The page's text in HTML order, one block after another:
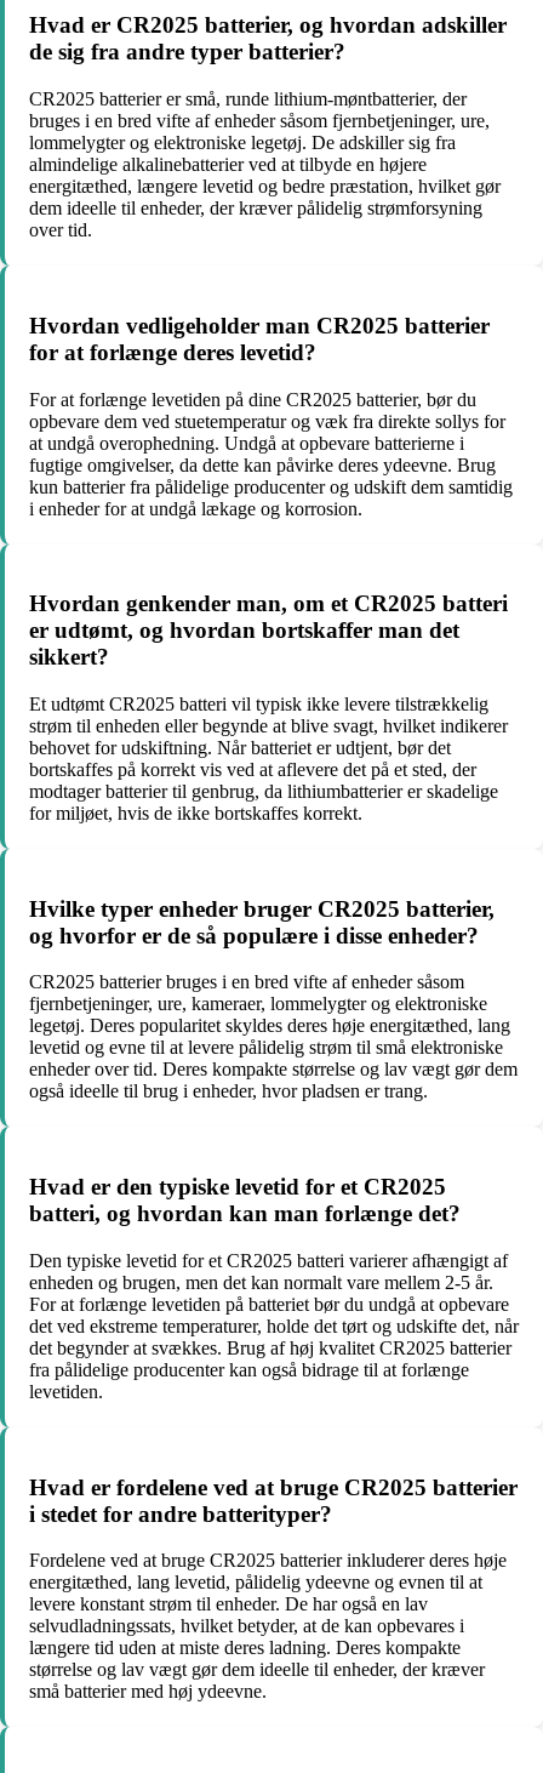
Hvad er CR2025 batterier, og hvordan adskiller
de sig fra andre typer batterier?
CR2025 batterier er små, runde lithium-møntbatterier, der
bruges i en bred vifte af enheder såsom fjernbetjeninger, ure,
lommelygter og elektroniske legetøj. De adskiller sig fra
almindelige alkalinebatterier ved at tilbyde en højere
energitæthed, længere levetid og bedre præstation, hvilket gør
dem ideelle til enheder, der kræver pålidelig strømforsyning
over tid.
Hvordan vedligeholder man CR2025 batterier
for at forlænge deres levetid?
For at forlænge levetiden på dine CR2025 batterier, bør du
opbevare dem ved stuetemperatur og væk fra direkte sollys for
at undgå overophedning. Undgå at opbevare batterierne i
fugtige omgivelser, da dette kan påvirke deres ydeevne. Brug
kun batterier fra pålidelige producenter og udskift dem samtidig
i enheder for at undgå lækage og korrosion.
Hvordan genkender man, om et CR2025 batteri
er udtømt, og hvordan bortskaffer man det
sikkert?
Et udtømt CR2025 batteri vil typisk ikke levere tilstrækkelig
strøm til enheden eller begynde at blive svagt, hvilket indikerer
behovet for udskiftning. Når batteriet er udtjent, bør det
bortskaffes på korrekt vis ved at aflevere det på et sted, der
modtager batterier til genbrug, da lithiumbatterier er skadelige
for miljøet, hvis de ikke bortskaffes korrekt.
Hvilke typer enheder bruger CR2025 batterier,
og hvorfor er de så populære i disse enheder?
CR2025 batterier bruges i en bred vifte af enheder såsom
fjernbetjeninger, ure, kameraer, lommelygter og elektroniske
legetøj. Deres popularitet skyldes deres høje energitæthed, lang
levetid og evne til at levere pålidelig strøm til små elektroniske
enheder over tid. Deres kompakte størrelse og lav vægt gør dem
også ideelle til brug i enheder, hvor pladsen er trang.
Hvad er den typiske levetid for et CR2025
batteri, og hvordan kan man forlænge det?
Den typiske levetid for et CR2025 batteri varierer afhængigt af
enheden og brugen, men det kan normalt vare mellem 2-5 år.
For at forlænge levetiden på batteriet bør du undgå at opbevare
det ved ekstreme temperaturer, holde det tørt og udskifte det, når
det begynder at svækkes. Brug af høj kvalitet CR2025 batterier
fra pålidelige producenter kan også bidrage til at forlænge
levetiden.
Hvad er fordelene ved at bruge CR2025 batterier
i stedet for andre batterityper?
Fordelene ved at bruge CR2025 batterier inkluderer deres høje
energitæthed, lang levetid, pålidelig ydeevne og evnen til at
levere konstant strøm til enheder. De har også en lav
selvudladningssats, hvilket betyder, at de kan opbevares i
længere tid uden at miste deres ladning. Deres kompakte
størrelse og lav vægt gør dem ideelle til enheder, der kræver
små batterier med høj ydeevne.